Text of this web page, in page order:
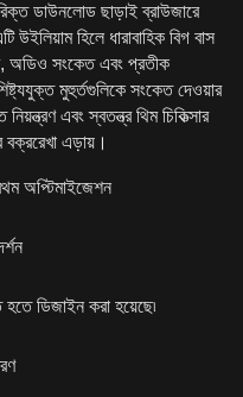
ডাউনলোড ছাড়াই ব্রাউজারে
হিলে ধারাবাহিক বিগ বাস
অডিও সংকেত এবং প্রতীক
মুহুর্তগুলিকে সংকেত দেওয়ার
এবং স্বতন্ত্র থিম চিকিত্সার
বক্ররেখা এড়ায়।
অপ্টিমাইজেশন
ডিজাইন করা হয়েছে৷